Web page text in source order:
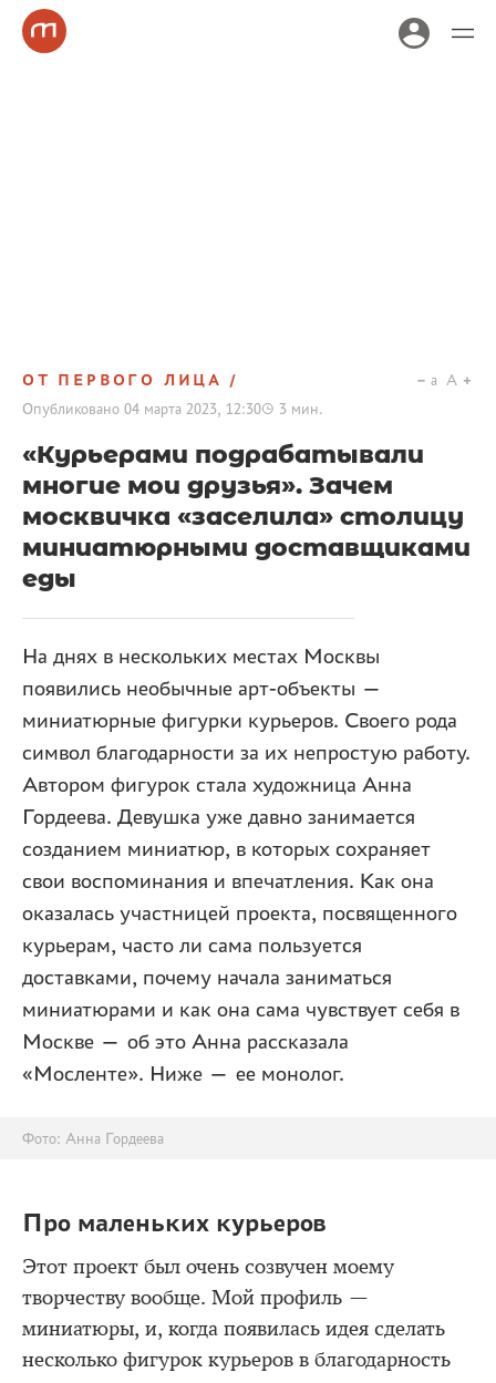
ОТ ПЕРВОГО ЛИЦА
Опубликовано 04 марта 2023, 12:30 3 мин.
a A
«Курьерами подрабатывали
многие мои друзья». Зачем
москвичка «заселила» столицу
миниатюрными доставщиками
еды
На днях в нескольких местах Москвы
появились необычные арт-объекты —
миниатюрные фигурки курьеров. Своего рода
символ благодарности за их непростую работу.
Автором фигурок стала художница Анна
Гордеева. Девушка уже давно занимается
созданием миниатюр, в которых сохраняет
свои воспоминания и впечатления. Как она
оказалась участницей проекта, посвященного
курьерам, часто ли сама пользуется
доставками, почему начала заниматься
миниатюрами и как она сама чувствует себя в
Москве — об это Анна рассказала
«Мосленте». Ниже — ее монолог.
Фото: Анна Гордеева
Про маленьких курьеров
Этот проект был очень созвучен моему
творчеству вообще. Мой профиль —
миниатюры, и, когда появилась идея сделать
несколько фигурок курьеров в благодарность